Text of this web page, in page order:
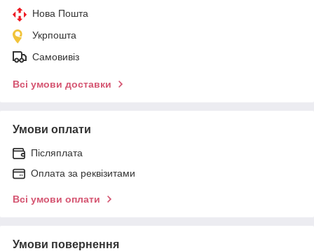
Нова Пошта
Укрпошта
Самовивіз
Всі умови доставки
Умови оплати
Післяплата
Оплата за реквізитами
Всі умови оплати
Умови повернення